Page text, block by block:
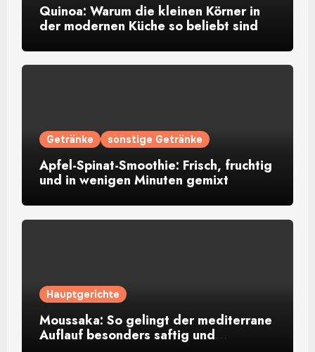
Quinoa: Warum die kleinen Körner in
der modernen Küche so beliebt sind
Getränke sonstige Getränke
Apfel-Spinat-Smoothie: Frisch, fruchtig
und in wenigen Minuten gemixt
Hauptgerichte
Moussaka: So gelingt der mediterrane
Auflauf besonders saftig und